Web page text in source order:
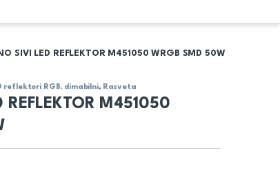
SIVI LED REFLEKTOR M451050 WRGB SMD 50W
reflektori RGB, dimabilni, Rasveta
REFLEKTOR M451050